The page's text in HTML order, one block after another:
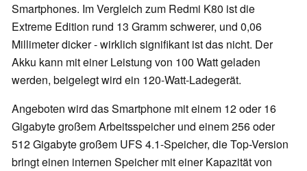
Smartphones. Im Vergleich zum Redmi K80 ist die
Extreme Edition rund 13 Gramm schwerer, und 0,06
Millimeter dicker - wirklich signifikant ist das nicht. Der
Akku kann mit einer Leistung von 100 Watt geladen
werden, beigelegt wird ein 120-Watt-Ladegerät.
Angeboten wird das Smartphone mit einem 12 oder 16
Gigabyte großem Arbeitsspeicher und einem 256 oder
512 Gigabyte großem UFS 4.1-Speicher, die Top-Version
bringt einen internen Speicher mit einer Kapazität von